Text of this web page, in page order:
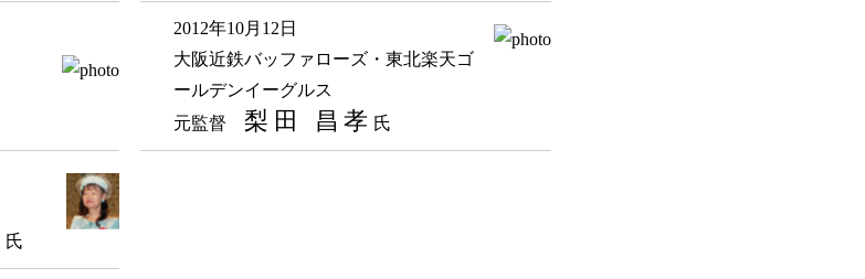
2012年10月12日
大阪近鉄バッファローズ・東北楽天ゴ
ールデンイーグルス
元監督梨田 昌孝 氏
氏